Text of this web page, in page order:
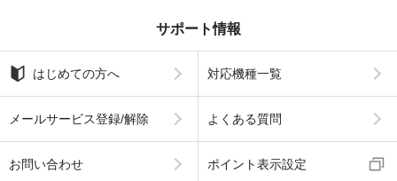
サポート情報
はじめての方へ 対応機種一覧
メールサービス登録/解除 よくある質問
お問い合わせ ポイント表示設定